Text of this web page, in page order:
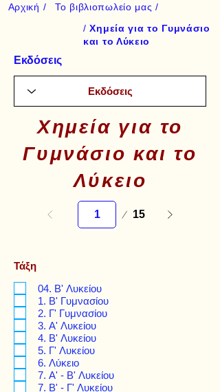
Αρχική /
Το βιβλιοπωλείο μας /
/Χημεία για το Γυμνάσιο
και το Λύκειο
Εκδόσεις
Χημεία για το
Γυμνάσιο και το
Λύκειο
15
Σελίδα
Τάξη
04. Β' Λυκείου
1. Β' Γυμνασίου
2. Γ' Γυμνασίου
3. Α' Λυκείου
4. Β' Λυκείου
5. Γ' Λυκείου
6. Λύκειο
7. Α' - Β' Λυκείου
7. Β' - Γ' Λυκείου